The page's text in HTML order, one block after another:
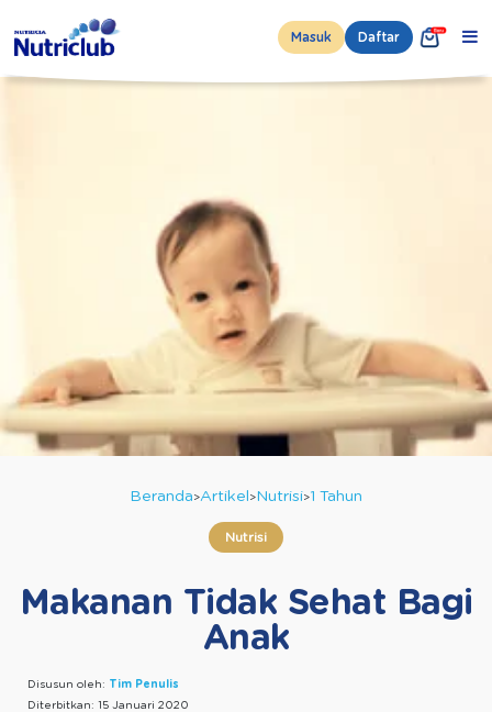
Masuk Daftar
Beranda Artikel Nutrisi 1 Tahun
Nutrisi
Makanan Tidak Sehat Bagi
Anak
Disusun oleh: Tim Penulis
Diterbitkan: 15 Januari 2020